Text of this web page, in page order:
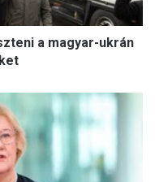
a magyar-ukrán